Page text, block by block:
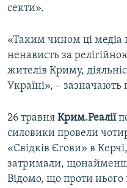
секти».
«Таким чином ці
ненависть за
жителів Криму,
Україні», –
26 травня Крим.Реалії
силовики провели
«Свідків Єгови» в
затримали,
Відомо, що проти